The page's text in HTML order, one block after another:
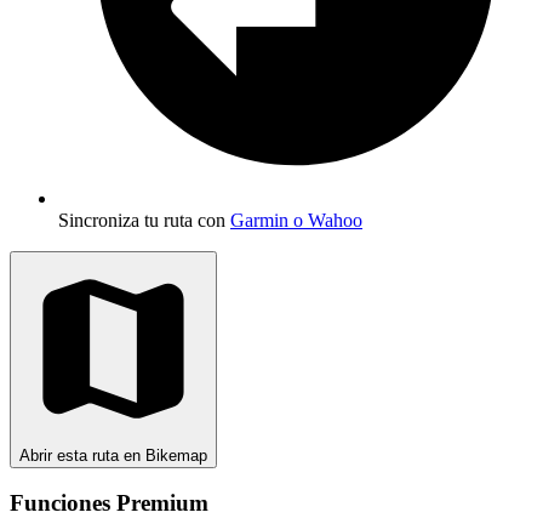
Sincroniza tu ruta con Garmin o Wahoo
Abrir esta ruta en Bikemap
Funciones Premium